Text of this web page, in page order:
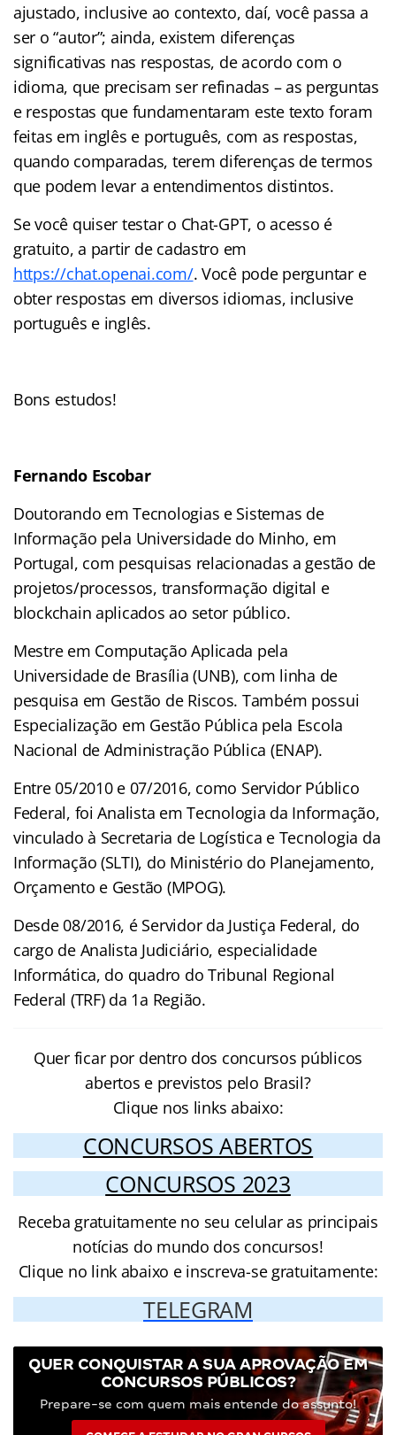
ajustado, inclusive ao contexto, daí, você passa a
ser o “autor”; ainda, existem diferenças
significativas nas respostas, de acordo com o
idioma, que precisam ser refinadas – as perguntas
e respostas que fundamentaram este texto foram
feitas em inglês e português, com as respostas,
quando comparadas, terem diferenças de termos
que podem levar a entendimentos distintos.
Se você quiser testar o Chat-GPT, o acesso é
gratuito, a partir de cadastro em
https://chat.openai.com/. Você pode perguntar e
obter respostas em diversos idiomas, inclusive
português e inglês.
Bons estudos!
Fernando Escobar
Doutorando em Tecnologias e Sistemas de
Informação pela Universidade do Minho, em
Portugal, com pesquisas relacionadas a gestão de
projetos/processos, transformação digital e
blockchain aplicados ao setor público.
Mestre em Computação Aplicada pela
Universidade de Brasília (UNB), com linha de
pesquisa em Gestão de Riscos. Também possui
Especialização em Gestão Pública pela Escola
Nacional de Administração Pública (ENAP).
Entre 05/2010 e 07/2016, como Servidor Público
Federal, foi Analista em Tecnologia da Informação,
vinculado à Secretaria de Logística e Tecnologia da
Informação (SLTI), do Ministério do Planejamento,
Orçamento e Gestão (MPOG).
Desde 08/2016, é Servidor da Justiça Federal, do
cargo de Analista Judiciário, especialidade
Informática, do quadro do Tribunal Regional
Federal (TRF) da 1a Região.
Quer ficar por dentro dos concursos públicos
abertos e previstos pelo Brasil?
Clique nos links abaixo:
CONCURSOS ABERTOS
CONCURSOS 2023
Receba gratuitamente no seu celular as principais
notícias do mundo dos concursos!
Clique no link abaixo e inscreva-se gratuitamente:
TELEGRAM
QUER CONQUISTAR A SUA APROVAÇÃO EM
CONCURSOS PÚBLICOS?
Prepare-se com quem mais entende do assunto!